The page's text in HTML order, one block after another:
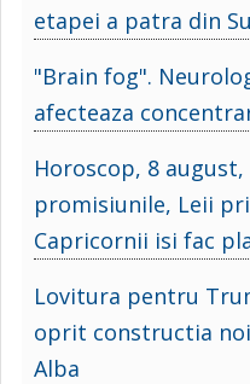
etapei a patra din
"Brain fog".
afecteaza
Horoscop, 8
promisiunile, Leii
Capricornii isi fac
Lovitura pentru
oprit constructia
Alba